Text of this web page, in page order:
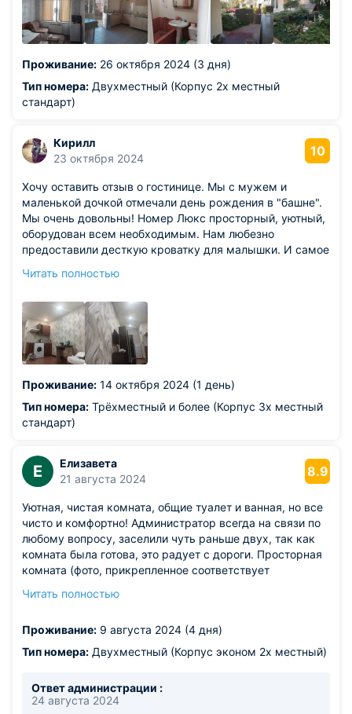
основного корпуса.
Проживание: 26 октября 2024 (3 дня)
Тип номера: Двухместный (Корпус 2х местный
стандарт)
Кирилл
23 октября 2024
10
Хочу оставить отзыв о гостинице. Мы с мужем и
маленькой дочкой отмечали день рождения в "башне".
Мы очень довольны! Номер Люкс просторный, уютный,
оборудован всем необходимым. Нам любезно
предоставили десткую кроватку для малышки. И самое
компании родственников - наших гостей и гостей
безупречный сервис. Спасибо! Уверена, мы еще
вернемся)
Читать полностью
Проживание: 14 октября 2024 (1 день)
Тип номера: Трёхместный и более (Корпус 3х местный
стандарт)
Е
Елизавета
21 августа 2024
8.9
Уютная, чистая комната, общие туалет и ванная, но все
чисто и комфортно! Администратор всегда на связи по
любому вопросу, заселили чуть раньше двух, так как
комната была готова, это радует с дороги. Просторная
комната (фото, прикрепленное соответствует
выбивало свет и он не работал в час пик, поэтому
поэтому терпимо. В целом о месте впечатления
хорошие, спасибо хозяевам!
(для нас это было не критично, но может для кого-то
это важно). Само расположение недалеко от моря, но
Читать полностью
Проживание: 9 августа 2024 (4 дня)
Тип номера: Двухместный (Корпус эконом 2х местный)
Ответ администрации :
24 августа 2024